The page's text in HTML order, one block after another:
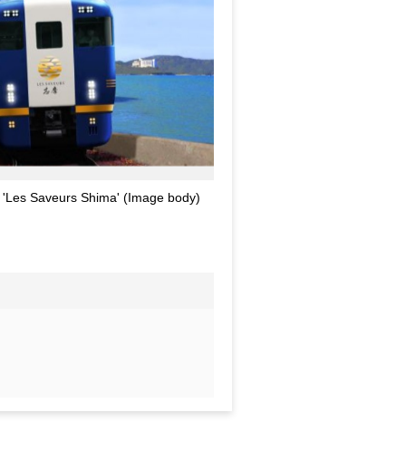
Saveurs Shima' (Image body)